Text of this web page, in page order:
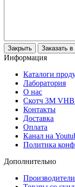
Закрыть Заказать в
Информация
Каталоги
Лаборатория
О нас
Скотч 3M
Контакты
Доставка
Оплата
Канал на
Политика
Дополнительно
Производители